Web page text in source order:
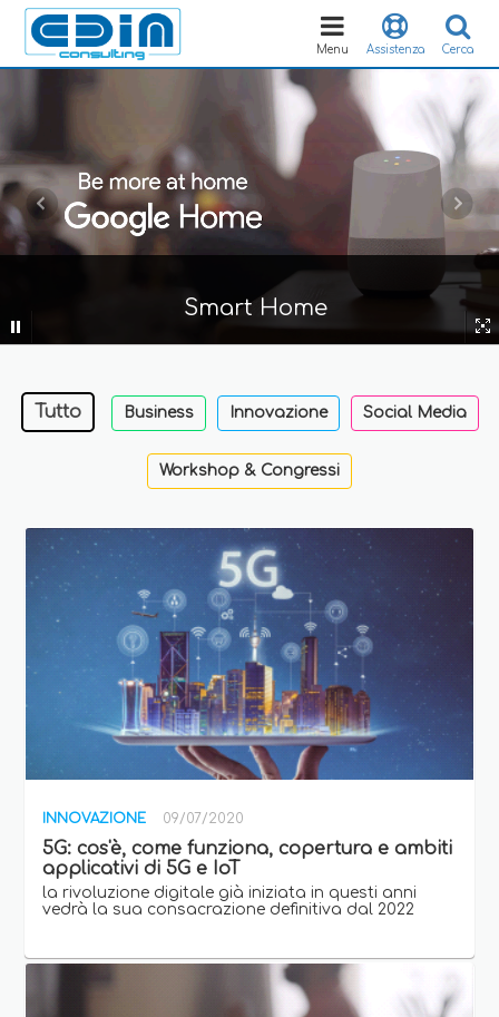
Cerca
Assistenza
Toggle
navigation
Menu
Smart Home
Tutto Business Innovazione Social Media
Workshop & Congressi
INNOVAZIONE 09/07/2020
5G: cos'è, come funziona, copertura e ambiti
applicativi di 5G e IoT
la rivoluzione digitale già iniziata in questi anni
vedrà la sua consacrazione definitiva dal 2022